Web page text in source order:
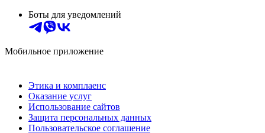
Боты для уведомлений
Мобильное приложение
Этика и комплаенс
Оказание услуг
Использование сайтов
Защита персональных данных
Пользовательское соглашение